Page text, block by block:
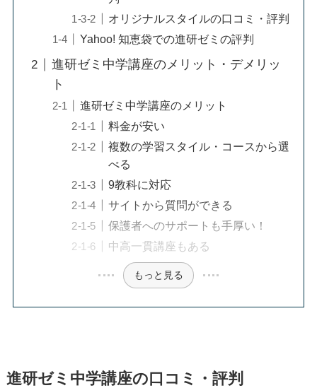
オリジナルスタイルの口コミ・評判
Yahoo! 知恵袋での進研ゼミの評判
進研ゼミ中学講座のメリット・デメリッ
ト
進研ゼミ中学講座のメリット
料金が安い
複数の学習スタイル・コースから選
べる
9教科に対応
サイトから質問ができる
保護者へのサポートも手厚い！
中高一貫講座もある
もっと見る
進研ゼミ中学講座の口コミ・評判